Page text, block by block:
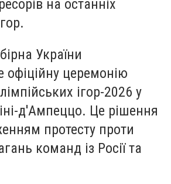
на останніх
України
офіційну церемонію
ігор-2026 у
д'Ампеццо. Це рішення
протесту проти
команд із Росії та